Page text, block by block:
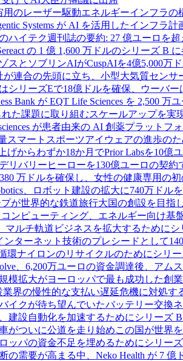
用のレーザー駆動エネルギーインフラの
Systems が AI を活用したインフラ
ハイテク週刊誌の要約: 27 億ユーロを
の 1 億 1,600 万ドルのシリーズ B
スとソブリンAIがCuspAIを4億5,000万
が連合の先頭に立ち、小型大気質セン
シリーズEで18億ドルを確保、ウーバ
Bank が EQT Life Sciences を 2,500 万
た課題に取り組むスケールアップを実
が患者由来の AI 創薬プラット
スマートスポーツアイウェアの進歩の
げからわずか18か月でPrior Labsを10億
リバリーヒーローを130億ユーロの契
万ドルを確保し、女性の健康専用の
、ロボット建設の拡大に740万ドル
が世界的な鉄道旅行大国の創設を目指
ンピューティング、エネルギー向け基
マルチ軌道ビジネスを拡大するために
ンターネット技術のプレシードとして
環ナイロンのリサイクルのためにシリ
、6,200万ユーロの資金調達後、アム
模拡大がヨーロッパで最も成功した創
業界の慢性的な支払い遅延危機に対処す
イクが待ち望んでいたバッテリー交換
建設自動化を加速するためにシリーズ
がついに公道を走り始めこの国が世界
ッパの資金不足を埋めるためにシリー
の需要が高まる中、Neko Health が 7 億